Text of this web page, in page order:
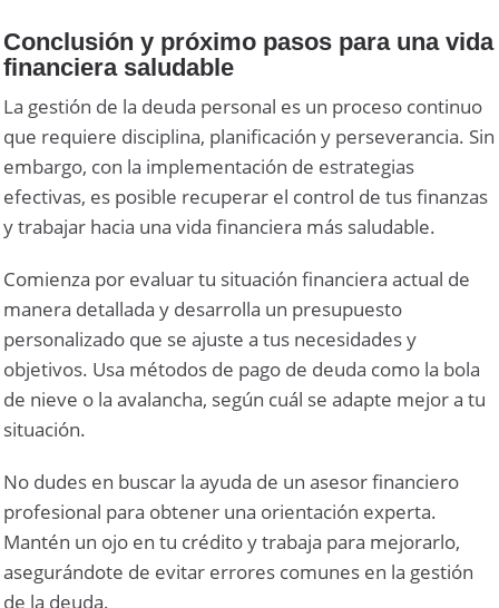
Conclusión y próximo pasos para una vida
financiera saludable
La gestión de la deuda personal es un proceso continuo
que requiere disciplina, planificación y perseverancia. Sin
embargo, con la implementación de estrategias
efectivas, es posible recuperar el control de tus finanzas
y trabajar hacia una vida financiera más saludable.
Comienza por evaluar tu situación financiera actual de
manera detallada y desarrolla un presupuesto
personalizado que se ajuste a tus necesidades y
objetivos. Usa métodos de pago de deuda como la bola
de nieve o la avalancha, según cuál se adapte mejor a tu
situación.
No dudes en buscar la ayuda de un asesor financiero
profesional para obtener una orientación experta.
Mantén un ojo en tu crédito y trabaja para mejorarlo,
asegurándote de evitar errores comunes en la gestión
de la deuda.